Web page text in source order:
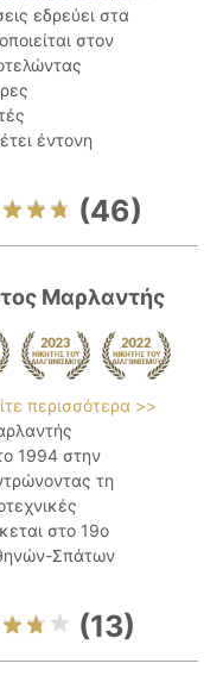
εδρεύει στα
στον
έντονη
(46)
Μαρλαντής
περισσότερα >>
1994 στην
τη
στο 19ο
Σπάτων
(13)